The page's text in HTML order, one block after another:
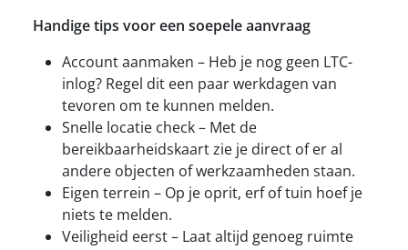
Handige tips voor een soepele aanvraag
Account aanmaken – Heb je nog geen LTC-
inlog? Regel dit een paar werkdagen van
tevoren om te kunnen melden.
Snelle locatie check – Met de
bereikbaarheidskaart zie je direct of er al
andere objecten of werkzaamheden staan.
Eigen terrein – Op je oprit, erf of tuin hoef je
niets te melden.
Veiligheid eerst – Laat altijd genoeg ruimte